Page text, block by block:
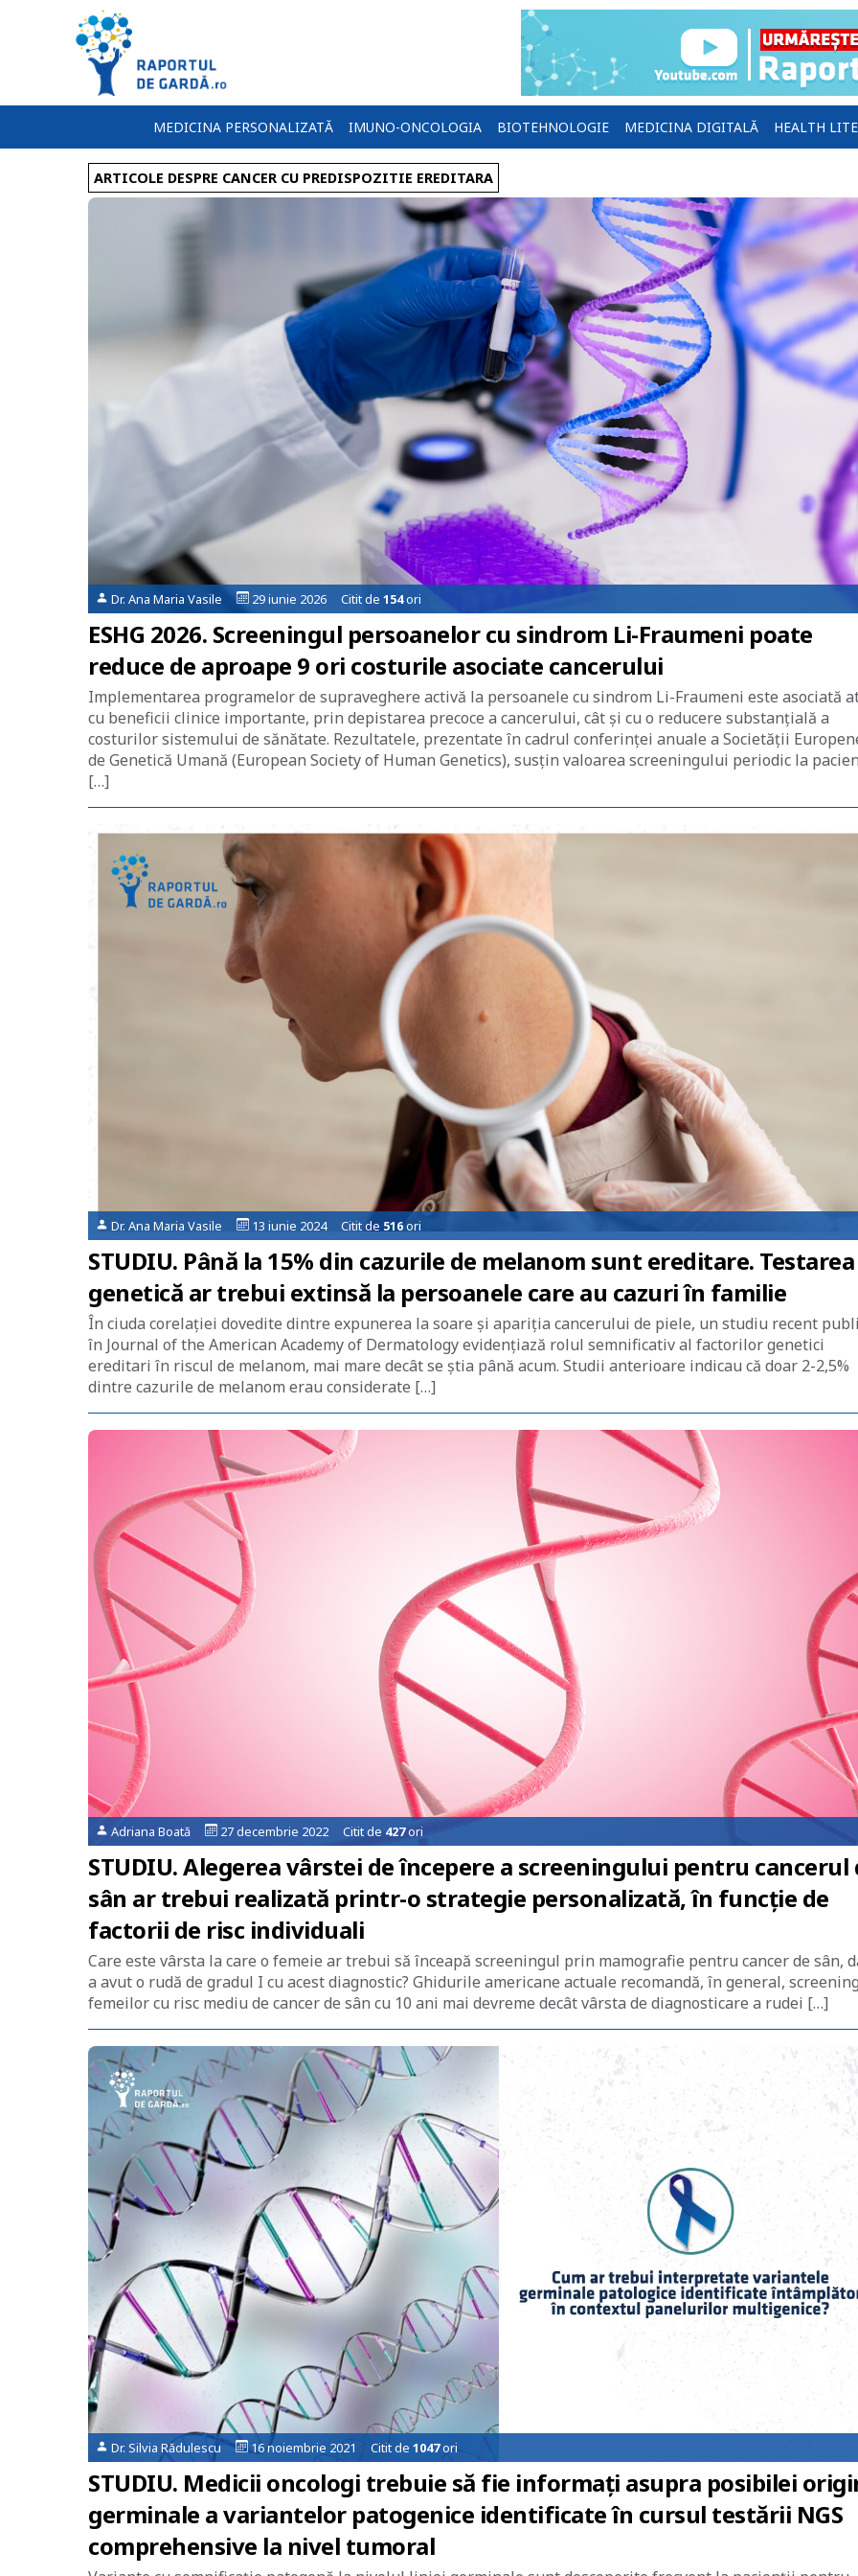
MEDICINA PERSONALIZATĂ IMUNO-ONCOLOGIA BIOTEHNOLOGIE MEDICINA DIGITALĂ HEALTH
ARTICOLE DESPRE CANCER CU PREDISPOZITIE EREDITARA
Dr. Ana Maria Vasile 29 iunie 2026 Citit de 154ori
ESHG 2026. Screeningul persoanelor cu sindrom Li-Fraumeni poate
reduce de aproape 9 ori costurile asociate cancerului
Implementarea programelor de supraveghere activă la persoanele cu sindrom Li-Fraumeni este asociată
cu beneficii clinice importante, prin depistarea precoce a cancerului, cât și cu o reducere substanțială a
costurilor sistemului de sănătate. Rezultatele, prezentate în cadrul conferinței anuale a Societății
de Genetică Umană (European Society of Human Genetics), susțin valoarea screeningului periodic la
[…]
Dr. Ana Maria Vasile 13 iunie 2024 Citit de 516ori
STUDIU. Până la 15% din cazurile de melanom sunt ereditare. Testarea
genetică ar trebui extinsă la persoanele care au cazuri în familie
În ciuda corelației dovedite dintre expunerea la soare și apariția cancerului de piele, un studiu recent
în Journal of the American Academy of Dermatology evidențiază rolul semnificativ al factorilor genetici
ereditari în riscul de melanom, mai mare decât se știa până acum. Studii anterioare indicau că doar 2-2,5%
dintre cazurile de melanom erau considerate […]
Adriana Boată 27 decembrie 2022 Citit de 427ori
STUDIU. Alegerea vârstei de începere a screeningului pentru cancerul
sân ar trebui realizată printr-o strategie personalizată, în funcție de
factorii de risc individuali
Care este vârsta la care o femeie ar trebui să înceapă screeningul prin mamografie pentru cancer de sân,
a avut o rudă de gradul I cu acest diagnostic? Ghidurile americane actuale recomandă, în general,
femeilor cu risc mediu de cancer de sân cu 10 ani mai devreme decât vârsta de diagnosticare a rudei […]
Dr. Silvia Rădulescu 16 noiembrie 2021 Citit de 1047ori
STUDIU. Medicii oncologi trebuie să fie informați asupra posibilei
germinale a variantelor patogenice identificate în cursul testării NGS
comprehensive la nivel tumoral